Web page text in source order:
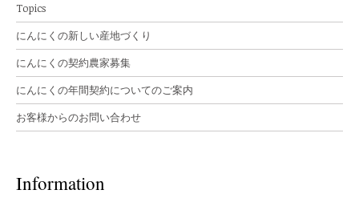
Topics
にんにくの新しい産地づくり
にんにくの契約農家募集
にんにくの年間契約についてのご案内
お客様からのお問い合わせ
Information